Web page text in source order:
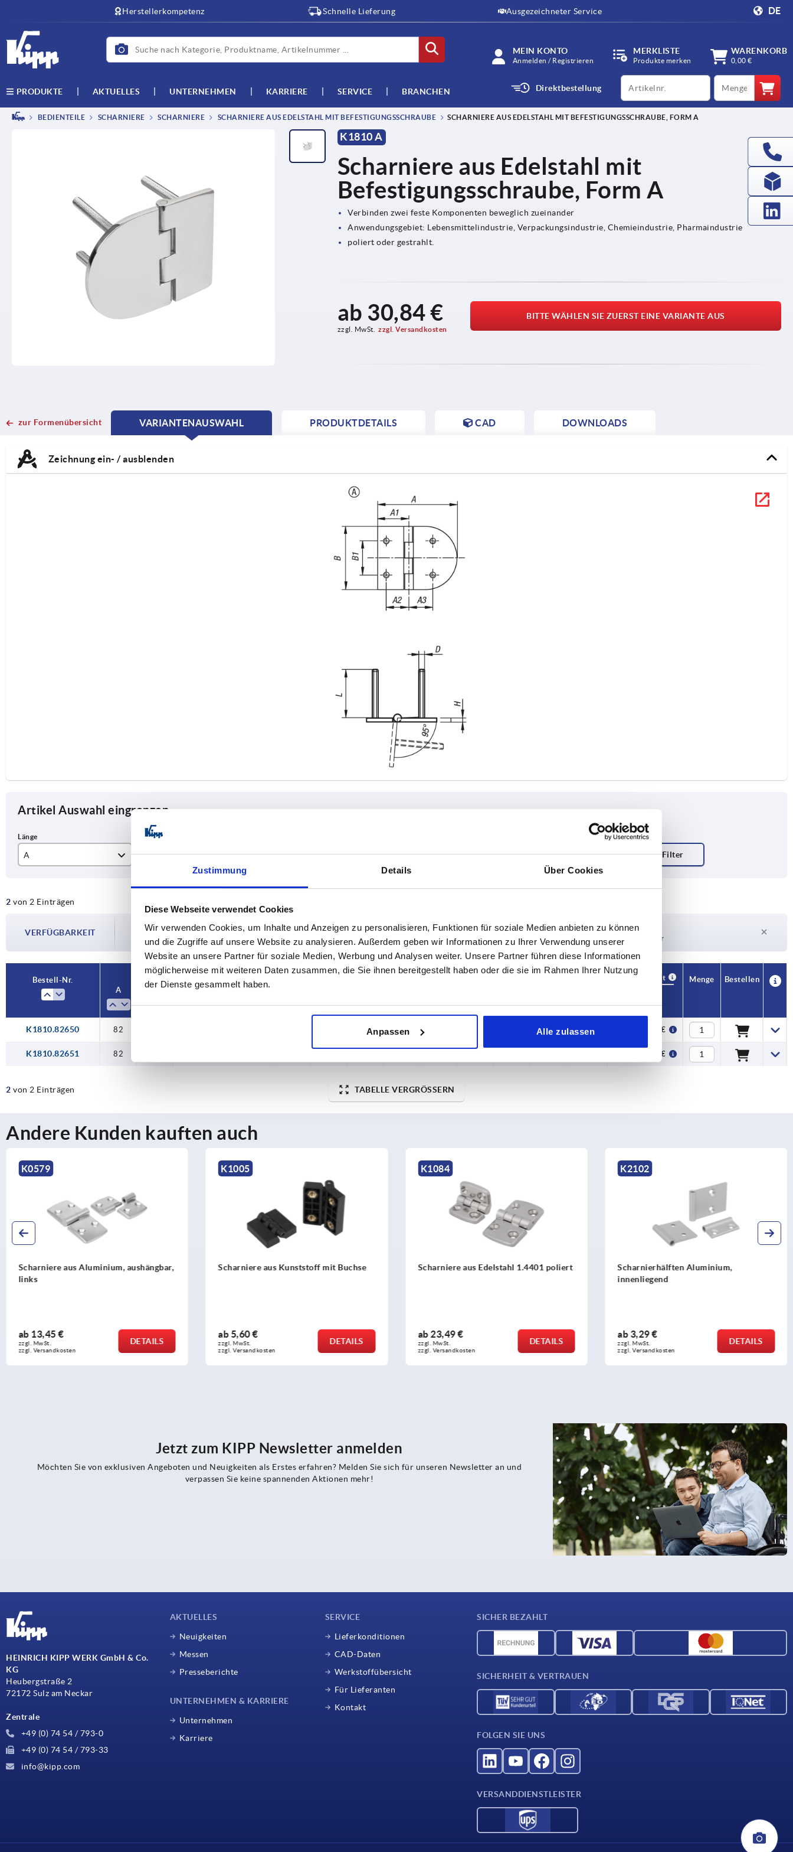
Zustimmung Details Über Cookies
Diese Webseite verwendet Cookies
Wir verwenden Cookies, um Inhalte und Anzeigen zu personalisieren, Funktionen für soziale Medien anbieten zu können
und die Zugriffe auf unsere Website zu analysieren. Außerdem geben wir Informationen zu Ihrer Verwendung unserer
Website an unsere Partner für soziale Medien, Werbung und Analysen weiter. Unsere Partner führen diese Informationen
möglicherweise mit weiteren Daten zusammen, die Sie ihnen bereitgestellt haben oder die sie im Rahmen Ihrer Nutzung
der Dienste gesammelt haben.
Anpassen Alle zulassen
Herstellerkompetenz Schnelle Lieferung Ausgezeichneter Service DE
MEIN KONTO
Anmelden / Registrieren
MERKLISTE
Produkte merken
WARENKORB
0,00 €
PRODUKTE AKTUELLES UNTERNEHMEN KARRIERE SERVICE BRANCHEN Direktbestellung
productCode qty
BEDIENTEILE SCHARNIERE SCHARNIERE SCHARNIERE AUS EDELSTAHL MIT BEFESTIGUNGSSCHRAUBE SCHARNIERE AUS EDELSTAHL MIT BEFESTIGUNGSSCHRAUBE, FORM A
K1810 A
Scharniere aus Edelstahl mit
Befestigungsschraube, Form A
Verbinden zwei feste Komponenten beweglich zueinander
Anwendungsgebiet: Lebensmittelindustrie, Verpackungsindustrie, Chemieindustrie, Pharmaindustrie
poliert oder gestrahlt.
ab 30,84 €
zzgl. MwSt. zzgl. Versandkosten
BITTE WÄHLEN SIE ZUERST EINE VARIANTE AUS
zur Formenübersicht
VARIANTENAUSWAHL
CURRENT
CURRENT
PRODUKTDETAILS CAD DOWNLOADS
Zeichnung ein- / ausblenden
Artikel Auswahl eingrenzen
A B Oberfläche Grundkörper Form Form-Typ
2 von 2 Einträgen
VERFÜGBARKEIT
Im finalen Schritt vor Abschluss Ihrer Bestellung erfahren Sie das bestätigte
Versanddatum.
1-3 Tage
Lieferzeit auf Anfrage
4-20 Tage
Derzeit nicht auf Lager
Bestell-Nr.
A
B Oberfläche Grundkörper
Verfügbarkeit
Menge Bestellen
K1810.82650 82 32 23 M6 50 30,84 €
K1810.82651 82 31,91 €
2 von 2 Einträgen TABELLE VERGRÖSSERN
Andere Kunden kauften auch
K1005
Scharniere aus Kunststoff mit Buchse
ab5,60 €
zzgl. MwSt.
zzgl. Versandkosten
DETAILS
K1084
Scharniere aus Edelstahl 1.4401 poliert
ab23,49 €
zzgl. MwSt.
zzgl. Versandkosten
DETAILS
K2102
Scharnierhälften Aluminium,
ab3,29 €
zzgl. MwSt.
zzgl. Versandkosten
DETAILS
K1348
Scharnier aus Edelstahl, seidenmatt
poliert, für flächenbündige
ab21,78 €
zzgl. MwSt.
zzgl. Versandkosten
DETAILS
Jetzt zum KIPP Newsletter anmelden
Möchten Sie von exklusiven Angeboten und Neuigkeiten als Erstes erfahren? Melden Sie sich für unseren Newsletter an und
verpassen Sie keine spannenden Aktionen mehr!
HEINRICH KIPP WERK GmbH & Co.
KG
Heubergstraße 2
72172 Sulz am Neckar
Zentrale
+49 (0) 74 54 / 793-0
+49 (0) 74 54 / 793-33
info@kipp.com
AKTUELLES
Neuigkeiten
Messen
Presseberichte
UNTERNEHMEN & KARRIERE
Unternehmen
Karriere
SERVICE
Lieferkonditionen
CAD-Daten
Werkstoffübersicht
Für Lieferanten
Kontakt
SICHER BEZAHLT
SICHERHEIT & VERTRAUEN
FOLGEN SIE UNS
VERSANDDIENSTLEISTER